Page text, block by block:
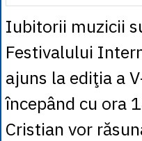
Iubitorii muzicii
Festivalului
ajuns la ediţia a
începând cu ora
Cristian vor